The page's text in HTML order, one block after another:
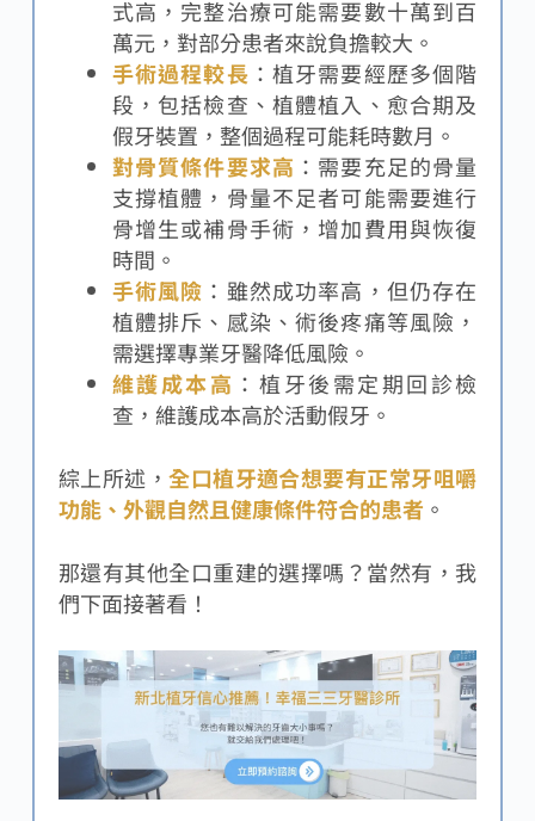
式高，完整治療可能需要數十萬到百
萬元，對部分患者來說負擔較大。
手術過程較長 ：植牙需要經歷多個階
段，包括檢查、植體植入、愈合期及
假牙裝置，整個過程可能耗時數月。
對骨質條件要求高 ：需要充足的骨量
支撐植體，骨量不足者可能需要進行
骨增生或補骨手術，增加費用與恢復
時間。
手術風險 ：雖然成功率高，但仍存在
植體排斥、感染、術後疼痛等風險，
需選擇專業牙醫降低風險。
維護成本高 ：植牙後需定期回診檢
查，維護成本高於活動假牙。
綜上所述，全口植牙適合想要有正常牙咀嚼
功能、外觀自然且健康條件符合的患者 。
那還有其他全口重建的選擇嗎？當然有，我
們下面接著看！